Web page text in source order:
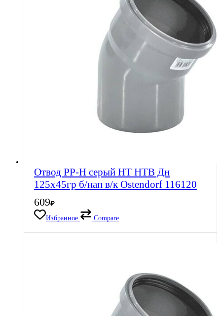
Отвод PP-H серый HT HTB Дн
125х45гр б/нап в/к Ostendorf 116120
609₽
Избранное
Compare